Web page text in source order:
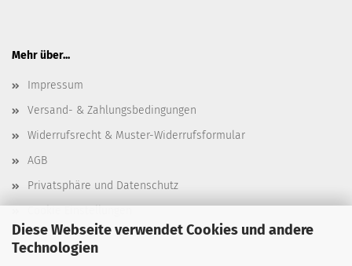
Diese Webseite verwendet Cookies und andere
Technologien
Mehr über...
Impressum
Versand- & Zahlungsbedingungen
Widerrufsrecht & Muster-Widerrufsformular
AGB
Privatsphäre und Datenschutz